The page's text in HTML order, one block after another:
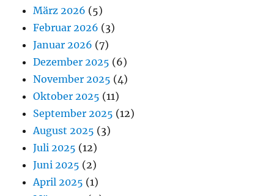
März 2026 (5)
Februar 2026 (3)
Januar 2026 (7)
Dezember 2025 (6)
November 2025 (4)
Oktober 2025 (11)
September 2025 (12)
August 2025 (3)
Juli 2025 (12)
Juni 2025 (2)
April 2025 (1)